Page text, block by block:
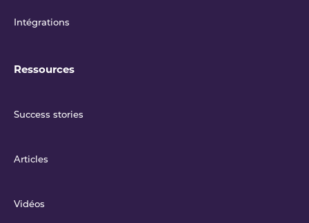
Intégrations
Ressources
Success stories
Articles
Vidéos